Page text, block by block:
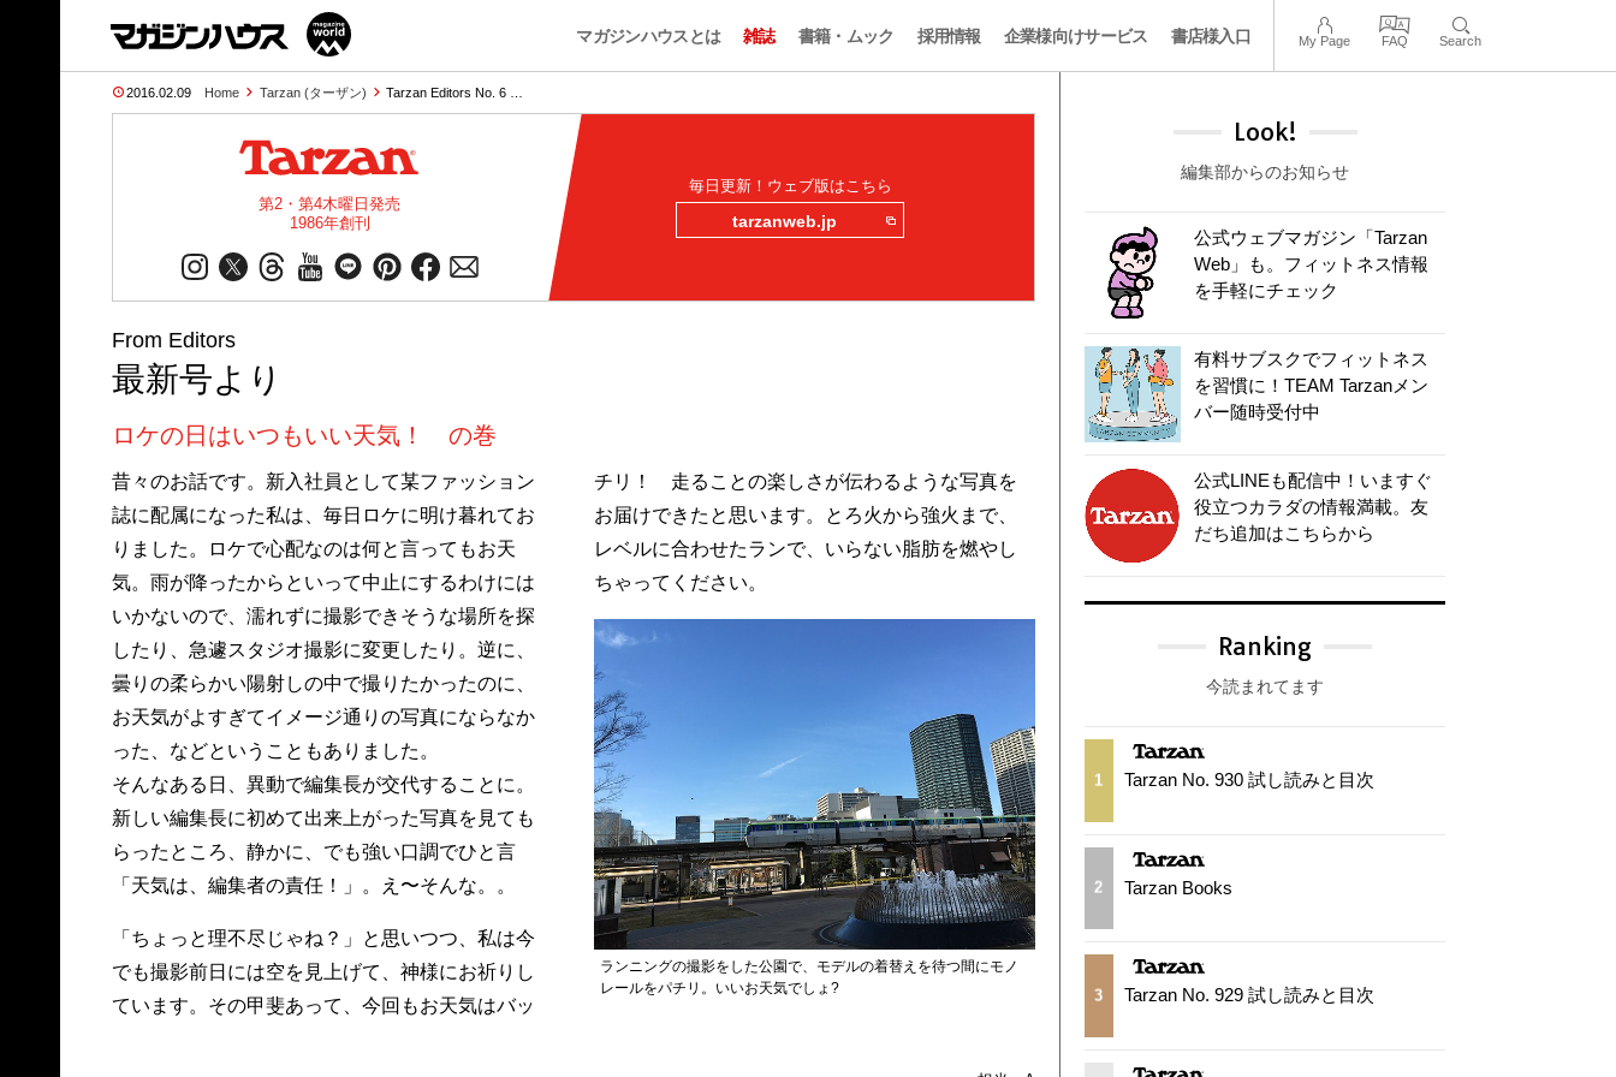
マガジンハウスとは 雑誌 書籍・ムック 採用情報 企業様向けサービス 書店様入口 My Page FAQ Search
2016.02.09 Home Tarzan (ターザン) Tarzan Editors No. 6 …
第2・第4木曜日発売
1986年創刊
毎日更新！ウェブ版はこちら
tarzanweb.jp
From Editors
最新号より
ロケの日はいつもいい天気！ の巻
昔々のお話です。新入社員として某ファッション
誌に配属になった私は、毎日ロケに明け暮れてお
りました。ロケで心配なのは何と言ってもお天
気。雨が降ったからといって中止にするわけには
いかないので、濡れずに撮影できそうな場所を探
したり、急遽スタジオ撮影に変更したり。逆に、
曇りの柔らかい陽射しの中で撮りたかったのに、
お天気がよすぎてイメージ通りの写真にならなか
った、などということもありました。
そんなある日、異動で編集長が交代することに。
新しい編集長に初めて出来上がった写真を見ても
らったところ、静かに、でも強い口調でひと言
「天気は、編集者の責任！」。え〜そんな。。
「ちょっと理不尽じゃね？」と思いつつ、私は今
でも撮影前日には空を見上げて、神様にお祈りし
ています。その甲斐あって、今回もお天気はバッ
チリ！ 走ることの楽しさが伝わるような写真を
お届けできたと思います。とろ火から強火まで、
レベルに合わせたランで、いらない脂肪を燃やし
ちゃってください。
ランニングの撮影をした公園で、モデルの着替えを待つ間にモノ
レールをパチリ。いいお天気でしょ?
Look!
編集部からのお知らせ
公式ウェブマガジン「Tarzan
Web」も。フィットネス情報
を手軽にチェック
有料サブスクでフィットネス
を習慣に！TEAM Tarzanメン
バー随時受付中
公式LINEも配信中！いますぐ
役立つカラダの情報満載。友
だち追加はこちらから
Ranking
今読まれてます
1 Tarzan No. 930 試し読みと目次
2 Tarzan Books
3 Tarzan No. 929 試し読みと目次